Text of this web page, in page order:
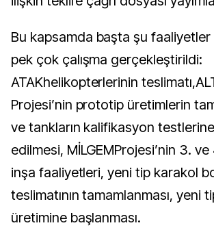
Bu kapsamda başta şu
pek çok çalışma gerçekleştirildi:
ATAKhelikopterlerinin
Projesi’nin prototip üretimlerin
ve tankların kalifikasyon
edilmesi, MİLGEMProjesi’nin 3.
inşa faaliyetleri, yeni tip karakol
teslimatının tamamlanması, yeni
üretimine başlanması.